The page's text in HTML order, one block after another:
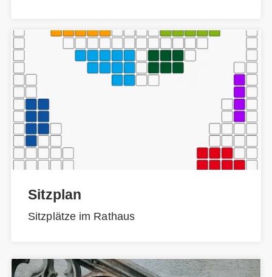
Sitzplan
Sitzplätze im Rathaus